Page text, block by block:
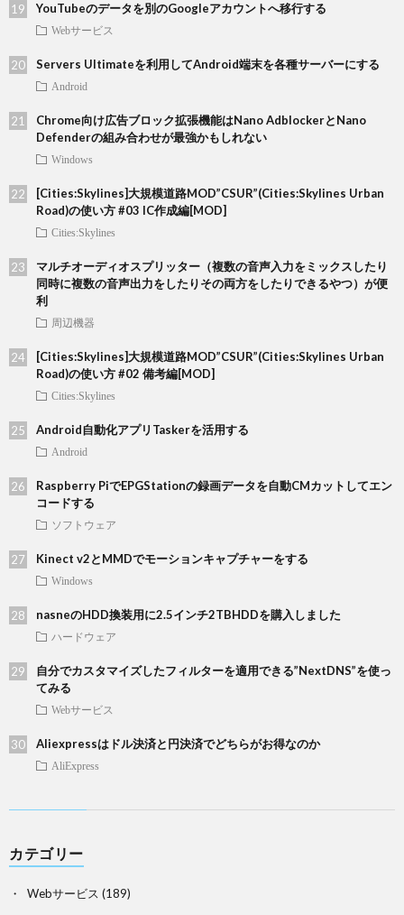
YouTubeのデータを別のGoogleアカウントへ移行する
Webサービス
Servers Ultimateを利用してAndroid端末を各種サーバーにする
Android
Chrome向け広告ブロック拡張機能はNano AdblockerとNano
Defenderの組み合わせが最強かもしれない
Windows
[Cities:Skylines]大規模道路MOD”CSUR”(Cities:Skylines Urban
Road)の使い方 #03 IC作成編[MOD]
Cities:Skylines
マルチオーディオスプリッター（複数の音声入力をミックスしたり
同時に複数の音声出力をしたりその両方をしたりできるやつ）が便
利
周辺機器
[Cities:Skylines]大規模道路MOD”CSUR”(Cities:Skylines Urban
Road)の使い方 #02 備考編[MOD]
Cities:Skylines
Android自動化アプリTaskerを活用する
Android
Raspberry PiでEPGStationの録画データを自動CMカットしてエン
コードする
ソフトウェア
Kinect v2とMMDでモーションキャプチャーをする
Windows
nasneのHDD換装用に2.5インチ2TBHDDを購入しました
ハードウェア
自分でカスタマイズしたフィルターを適用できる”NextDNS”を使っ
てみる
Webサービス
Aliexpressはドル決済と円決済でどちらがお得なのか
AliExpress
カテゴリー
Webサービス (189)